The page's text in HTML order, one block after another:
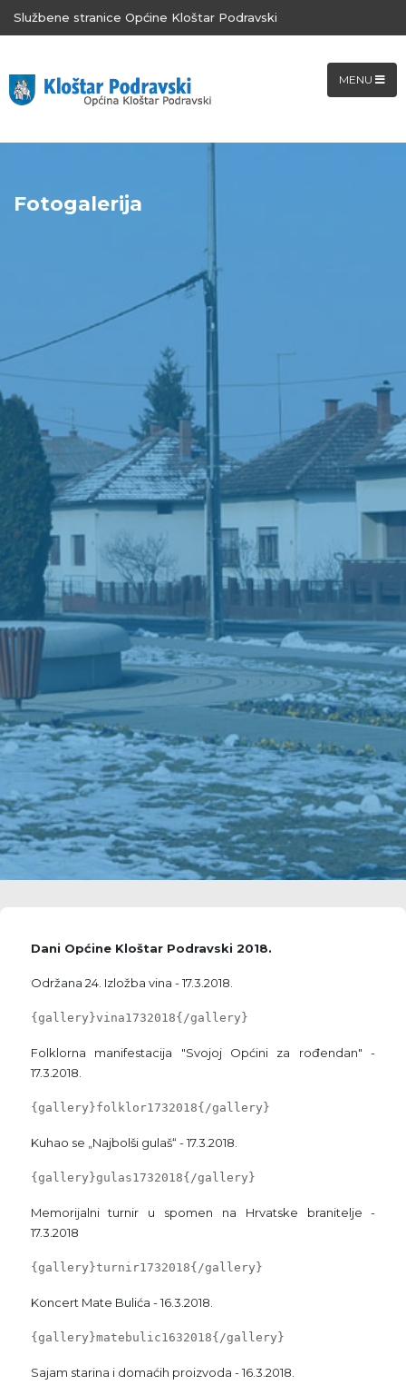
Službene stranice Općine Kloštar Podravski
MENU
Fotogalerija
Dani Općine Kloštar Podravski 2018.
Održana 24. Izložba vina - 17.3.2018.
{gallery}vina1732018{/gallery}
Folklorna manifestacija "Svojoj Općini za rođendan" -
17.3.2018.
{gallery}folklor1732018{/gallery}
Kuhao se „Najbolši gulaš“ - 17.3.2018.
{gallery}gulas1732018{/gallery}
Memorijalni turnir u spomen na Hrvatske branitelje -
17.3.2018
{gallery}turnir1732018{/gallery}
Koncert Mate Bulića - 16.3.2018.
{gallery}matebulic1632018{/gallery}
Sajam starina i domaćih proizvoda - 16.3.2018.